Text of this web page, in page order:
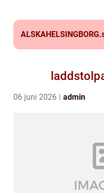
ALSKAHELSINGBORG.
06 juni 2026 admin